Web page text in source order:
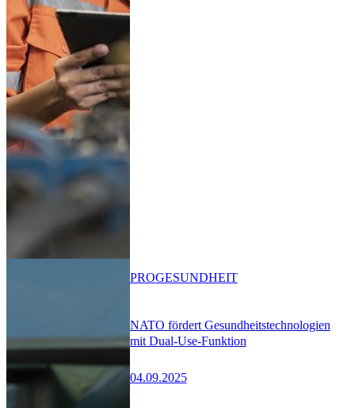
NATO fördert Gesundheitstechnologien
mit Dual-Use-Funktion
04.09.2025
PROGESUNDHEIT